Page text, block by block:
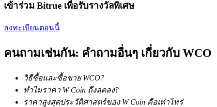
เข้าร่วม Bitrue เพื่อรับรางวัลพิเศษ
ลงทะเบียนตอนนี้
คนถามเช่นกัน: คำถามอื่นๆ เกี่ยวกับ WCO
วิธีซื้อและซื้อขาย WCO?
ทำไมราคา W Coin ถึงลดลง?
ราคาสูงสุดประวัติศาสตร์ของ W Coin คือเท่าไหร่